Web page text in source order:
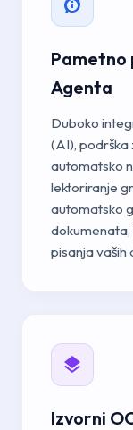
Pametno
Agenta
Duboko
(AI), podrška
automatsko
lektoriranje
automatsko
pisanja vaših
Izvorni